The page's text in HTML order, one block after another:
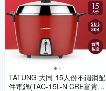
TATUNG 大同 15人份不鏽鋼配
件電鍋(TAC-15L-N CRE富貴